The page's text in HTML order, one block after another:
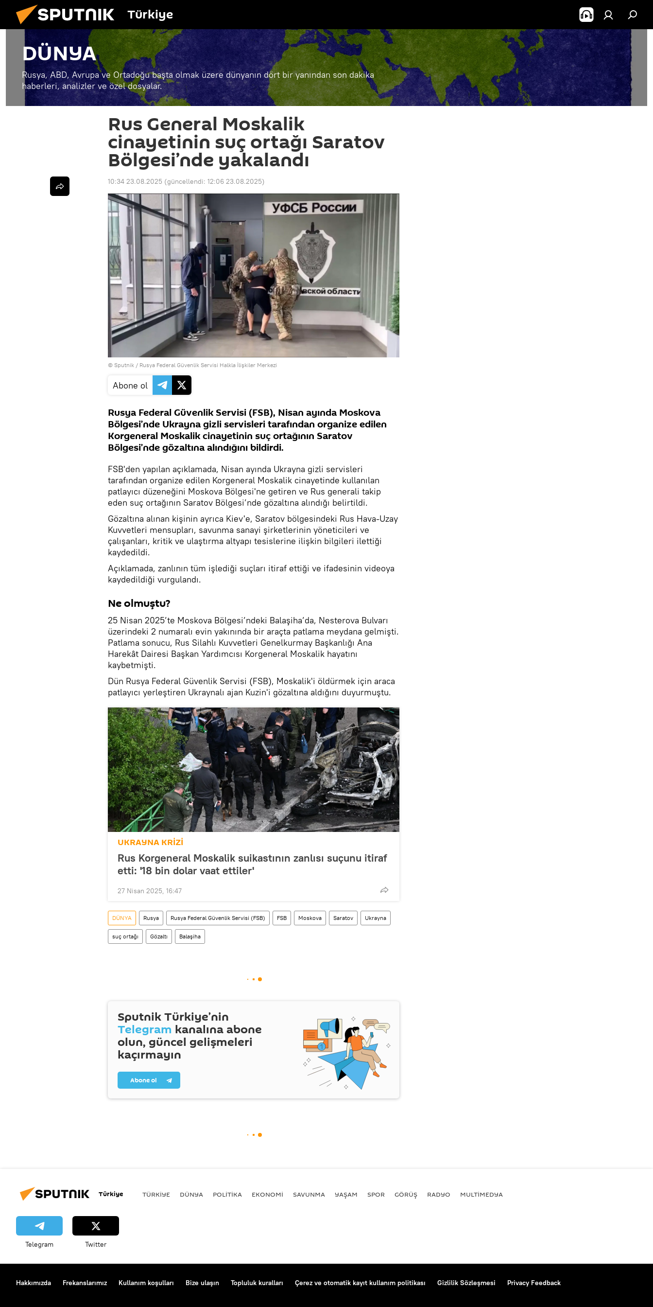
Türkiye
DÜNYA
Rusya, ABD, Avrupa ve Ortadoğu başta olmak üzere dünyanın dört bir yanından son dakika
haberleri, analizler ve özel dosyalar.
Rus General Moskalik
cinayetinin suç ortağı Saratov
Bölgesi’nde yakalandı
10:34 23.08.2025 (güncellendi: 12:06 23.08.2025)
© Sputnik / Rusya Federal Güvenlik Servisi Halkla İlişkiler Merkezi
Abone ol
Rusya Federal Güvenlik Servisi (FSB), Nisan ayında Moskova
Bölgesi’nde Ukrayna gizli servisleri tarafından organize edilen
Korgeneral Moskalik cinayetinin suç ortağının Saratov
Bölgesi’nde gözaltına alındığını bildirdi.
FSB'den yapılan açıklamada, Nisan ayında Ukrayna gizli servisleri
tarafından organize edilen Korgeneral Moskalik cinayetinde kullanılan
patlayıcı düzeneğini Moskova Bölgesi'ne getiren ve Rus generali takip
eden suç ortağının Saratov Bölgesi’nde gözaltına alındığı belirtildi.
Gözaltına alınan kişinin ayrıca Kiev'e, Saratov bölgesindeki Rus Hava-Uzay
Kuvvetleri mensupları, savunma sanayi şirketlerinin yöneticileri ve
çalışanları, kritik ve ulaştırma altyapı tesislerine ilişkin bilgileri ilettiği
kaydedildi.
Açıklamada, zanlının tüm işlediği suçları itiraf ettiği ve ifadesinin videoya
kaydedildiği vurgulandı.
Ne olmuştu?
25 Nisan 2025’te Moskova Bölgesi’ndeki Balaşiha’da, Nesterova Bulvarı
üzerindeki 2 numaralı evin yakınında bir araçta patlama meydana gelmişti.
Patlama sonucu, Rus Silahlı Kuvvetleri Genelkurmay Başkanlığı Ana
Harekât Dairesi Başkan Yardımcısı Korgeneral Moskalik hayatını
kaybetmişti.
Dün Rusya Federal Güvenlik Servisi (FSB), Moskalik'i öldürmek için araca
patlayıcı yerleştiren Ukraynalı ajan Kuzin'i gözaltına aldığını duyurmuştu.
UKRAYNA KRİZİ
Rus Korgeneral Moskalik suikastının zanlısı suçunu itiraf
etti: '18 bin dolar vaat ettiler'
27 Nisan 2025, 16:47
DÜNYA Rusya Rusya Federal Güvenlik Servisi (FSB) FSB Moskova Saratov Ukrayna
suç ortağı Gözaltı Balaşiha
Sputnik Türkiye’nin
Telegram kanalına abone
olun, güncel gelişmeleri
kaçırmayın
Abone ol
Türkiye TÜRKIYE DÜNYA POLİTİKA EKONOMİ SAVUNMA YAŞAM SPOR GÖRÜŞ RADYO MULTİMEDYA
Telegram Twitter
Hakkımızda Frekanslarımız Kullanım koşulları Bize ulaşın Topluluk kuralları Çerez ve otomatik kayıt kullanım politikası Gizlilik Sözleşmesi Privacy Feedback